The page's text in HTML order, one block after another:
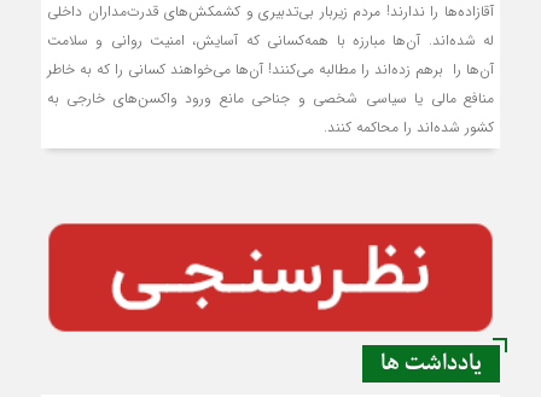
آقازاده‌ها را ندارند! مردم زیربار بی‌تدبیری و کشمکش‌های قدرت‌مداران داخلی
له ‌شده‌اند. آن‌ها مبارزه با همه‌کسانی که آسایش، امنیت روانی و سلامت
آن‌ها را برهم زده‌اند را مطالبه می‌کنند! آن‌ها می‌خواهند کسانی را که به خاطر
منافع مالی یا سیاسی شخصی و جناحی مانع ورود واکسن‌های خارجی به
کشور شده‌اند را محاکمه کنند.
یادداشت ها